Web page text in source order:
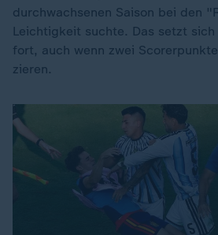
durchwachsenen Saison bei den
Leichtigkeit suchte. Das setzt
fort, auch wenn zwei
zieren.